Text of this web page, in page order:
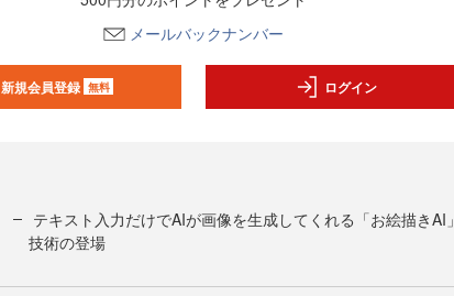
メールバックナンバー
新規会員登録 無料 ログイン
テキスト入力だけでAIが画像を生成してくれる「お絵描きAI」
技術の登場